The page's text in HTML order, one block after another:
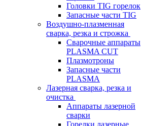
Головки TIG горелок
Запасные части TIG
Воздушно-плазменная
сварка, резка и строжка
Сварочные аппараты
PLASMA CUT
Плазмотроны
Запасные части
PLASMA
Лазерная сварка, резка и
очистка
Аппараты лазерной
сварки
Горелки лазерные